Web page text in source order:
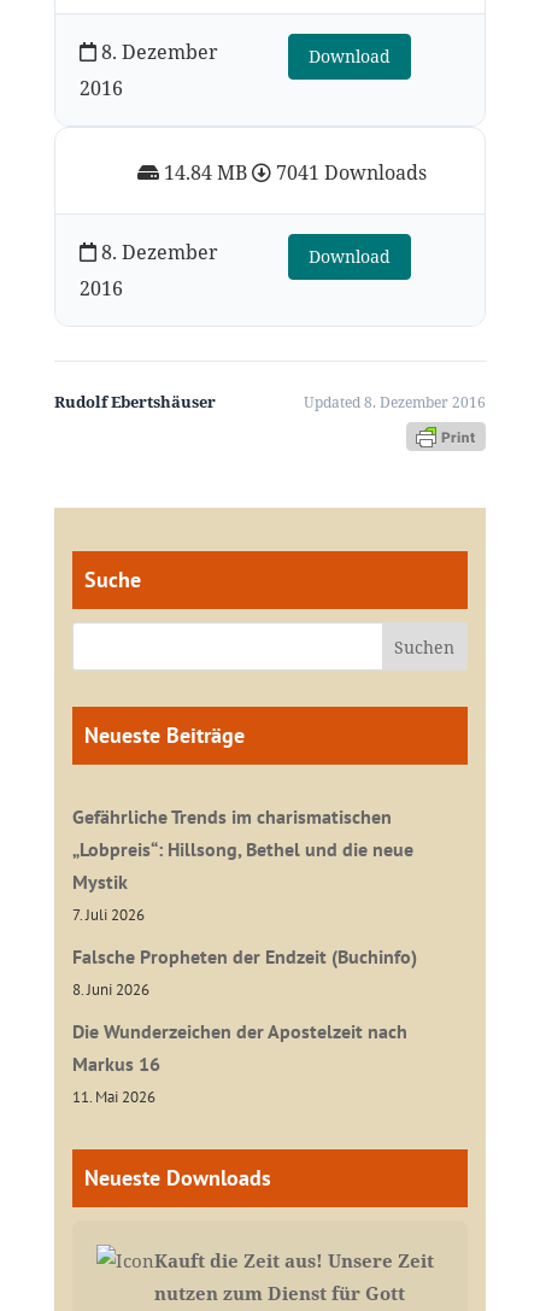
8. Dezember
2016
Download
14.84 MB 7041 Downloads
8. Dezember
2016
Download
Rudolf Ebertshäuser Updated 8. Dezember 2016
Suche
Neueste Beiträge
Gefährliche Trends im charismatischen
„Lobpreis“: Hillsong, Bethel und die neue
Mystik
7. Juli 2026
Falsche Propheten der Endzeit (Buchinfo)
8. Juni 2026
Die Wunderzeichen der Apostelzeit nach
Markus 16
11. Mai 2026
Neueste Downloads
Kauft die Zeit aus! Unsere Zeit
nutzen zum Dienst für Gott